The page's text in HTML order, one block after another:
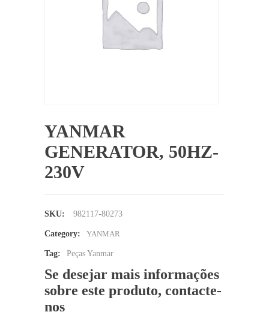
YANMAR
GENERATOR, 50HZ-
230V
SKU: 982117-80273
Category: YANMAR
Tag: Peças Yanmar
Se desejar mais informações
sobre este produto, contacte-
nos